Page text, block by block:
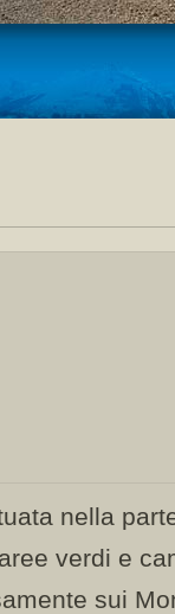
nella
verdi e
sui